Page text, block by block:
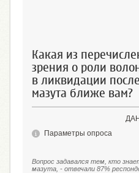
Какая из
зрения о роли
в ликвидации
мазута ближе вам?
Параметры опроса
Вопрос задавался тем, кто
мазута, - отвечали 87%